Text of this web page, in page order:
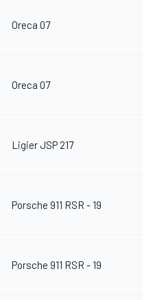
Oreca 07
Oreca 07
Ligier JSP 217
Porsche 911 RSR - 19
Porsche 911 RSR - 19